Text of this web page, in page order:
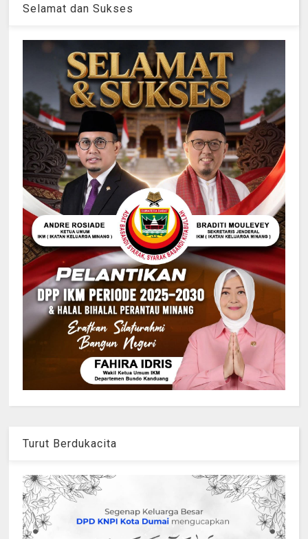
Selamat dan Sukses
Turut Berdukacita